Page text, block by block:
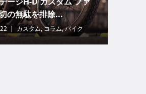
の無駄を排除...
カスタム,コラム,バイク